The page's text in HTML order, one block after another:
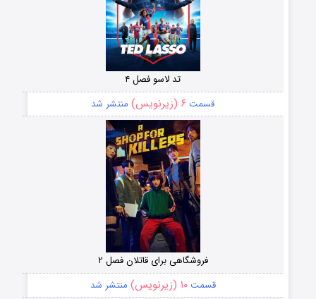
تد لاسو فصل ۴
قسمت ۶ (زیرنویس) منتشر شد
فروشگاهی برای قاتلان فصل ۲
قسمت۱۰ (زیرنویس) منتشر شد